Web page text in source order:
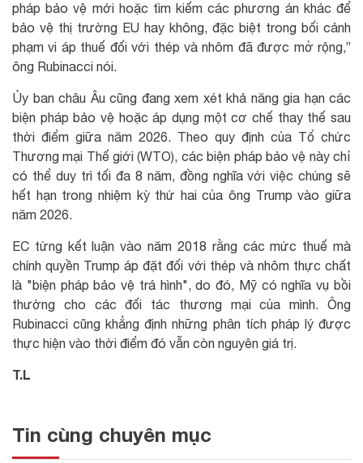
pháp bảo vệ mới hoặc tìm kiếm các phương án khác để
bảo vệ thị trường EU hay không, đặc biệt trong bối cảnh
phạm vi áp thuế đối với thép và nhôm đã được mở rộng,”
ông Rubinacci nói.
Ủy ban châu Âu cũng đang xem xét khả năng gia hạn các
biện pháp bảo vệ hoặc áp dụng một cơ chế thay thế sau
thời điểm giữa năm 2026. Theo quy định của Tổ chức
Thương mại Thế giới (WTO), các biện pháp bảo vệ này chỉ
có thể duy trì tối đa 8 năm, đồng nghĩa với việc chúng sẽ
hết hạn trong nhiệm kỳ thứ hai của ông Trump vào giữa
năm 2026.
EC từng kết luận vào năm 2018 rằng các mức thuế mà
chính quyền Trump áp đặt đối với thép và nhôm thực chất
là "biện pháp bảo vệ trá hình", do đó, Mỹ có nghĩa vụ bồi
thường cho các đối tác thương mại của mình. Ông
Rubinacci cũng khẳng định những phân tích pháp lý được
thực hiện vào thời điểm đó vẫn còn nguyên giá trị.
T.L
Tin cùng chuyên mục